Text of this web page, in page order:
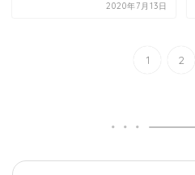
2020年7月13日
1 2